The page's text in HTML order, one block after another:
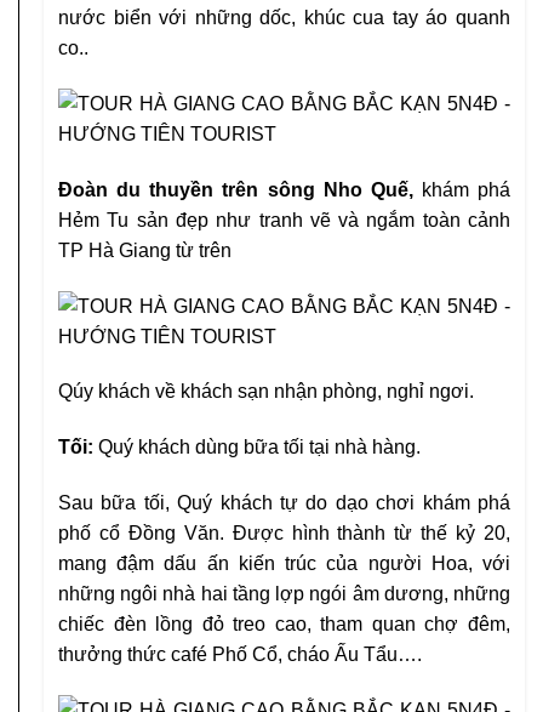
nước biển với những dốc, khúc cua tay áo quanh
co..
Đoàn du thuyền trên sông Nho Quế, khám phá
Hẻm Tu sản đẹp như tranh vẽ và ngắm toàn cảnh
TP Hà Giang từ trên
Qúy khách về khách sạn nhận phòng, nghỉ ngơi.
Tối: Quý khách dùng bữa tối tại nhà hàng.
Sau bữa tối, Quý khách tự do dạo chơi khám phá
phố cổ Đồng Văn. Được hình thành từ thế kỷ 20,
mang đậm dấu ấn kiến trúc của người Hoa, với
những ngôi nhà hai tầng lợp ngói âm dương, những
chiếc đèn lồng đỏ treo cao, tham quan chợ đêm,
thưởng thức café Phố Cổ, cháo Ấu Tẩu….